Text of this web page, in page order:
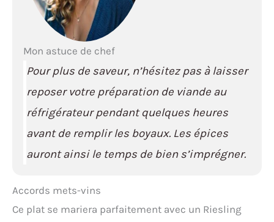
Mon astuce de chef
Pour plus de saveur, n’hésitez pas à laisser
reposer votre préparation de viande au
réfrigérateur pendant quelques heures
avant de remplir les boyaux. Les épices
auront ainsi le temps de bien s’imprégner.
Accords mets-vins
Ce plat se mariera parfaitement avec un Riesling